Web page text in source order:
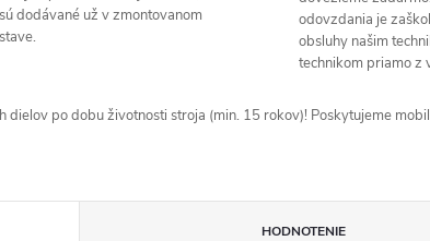
sú dodávané už v zmontovanom
stave.
odovzdania je
obsluhy našim
technikom priamo z
dielov po dobu životnosti stroja (min. 15 rokov)! Poskytujeme
HODNOTENIE